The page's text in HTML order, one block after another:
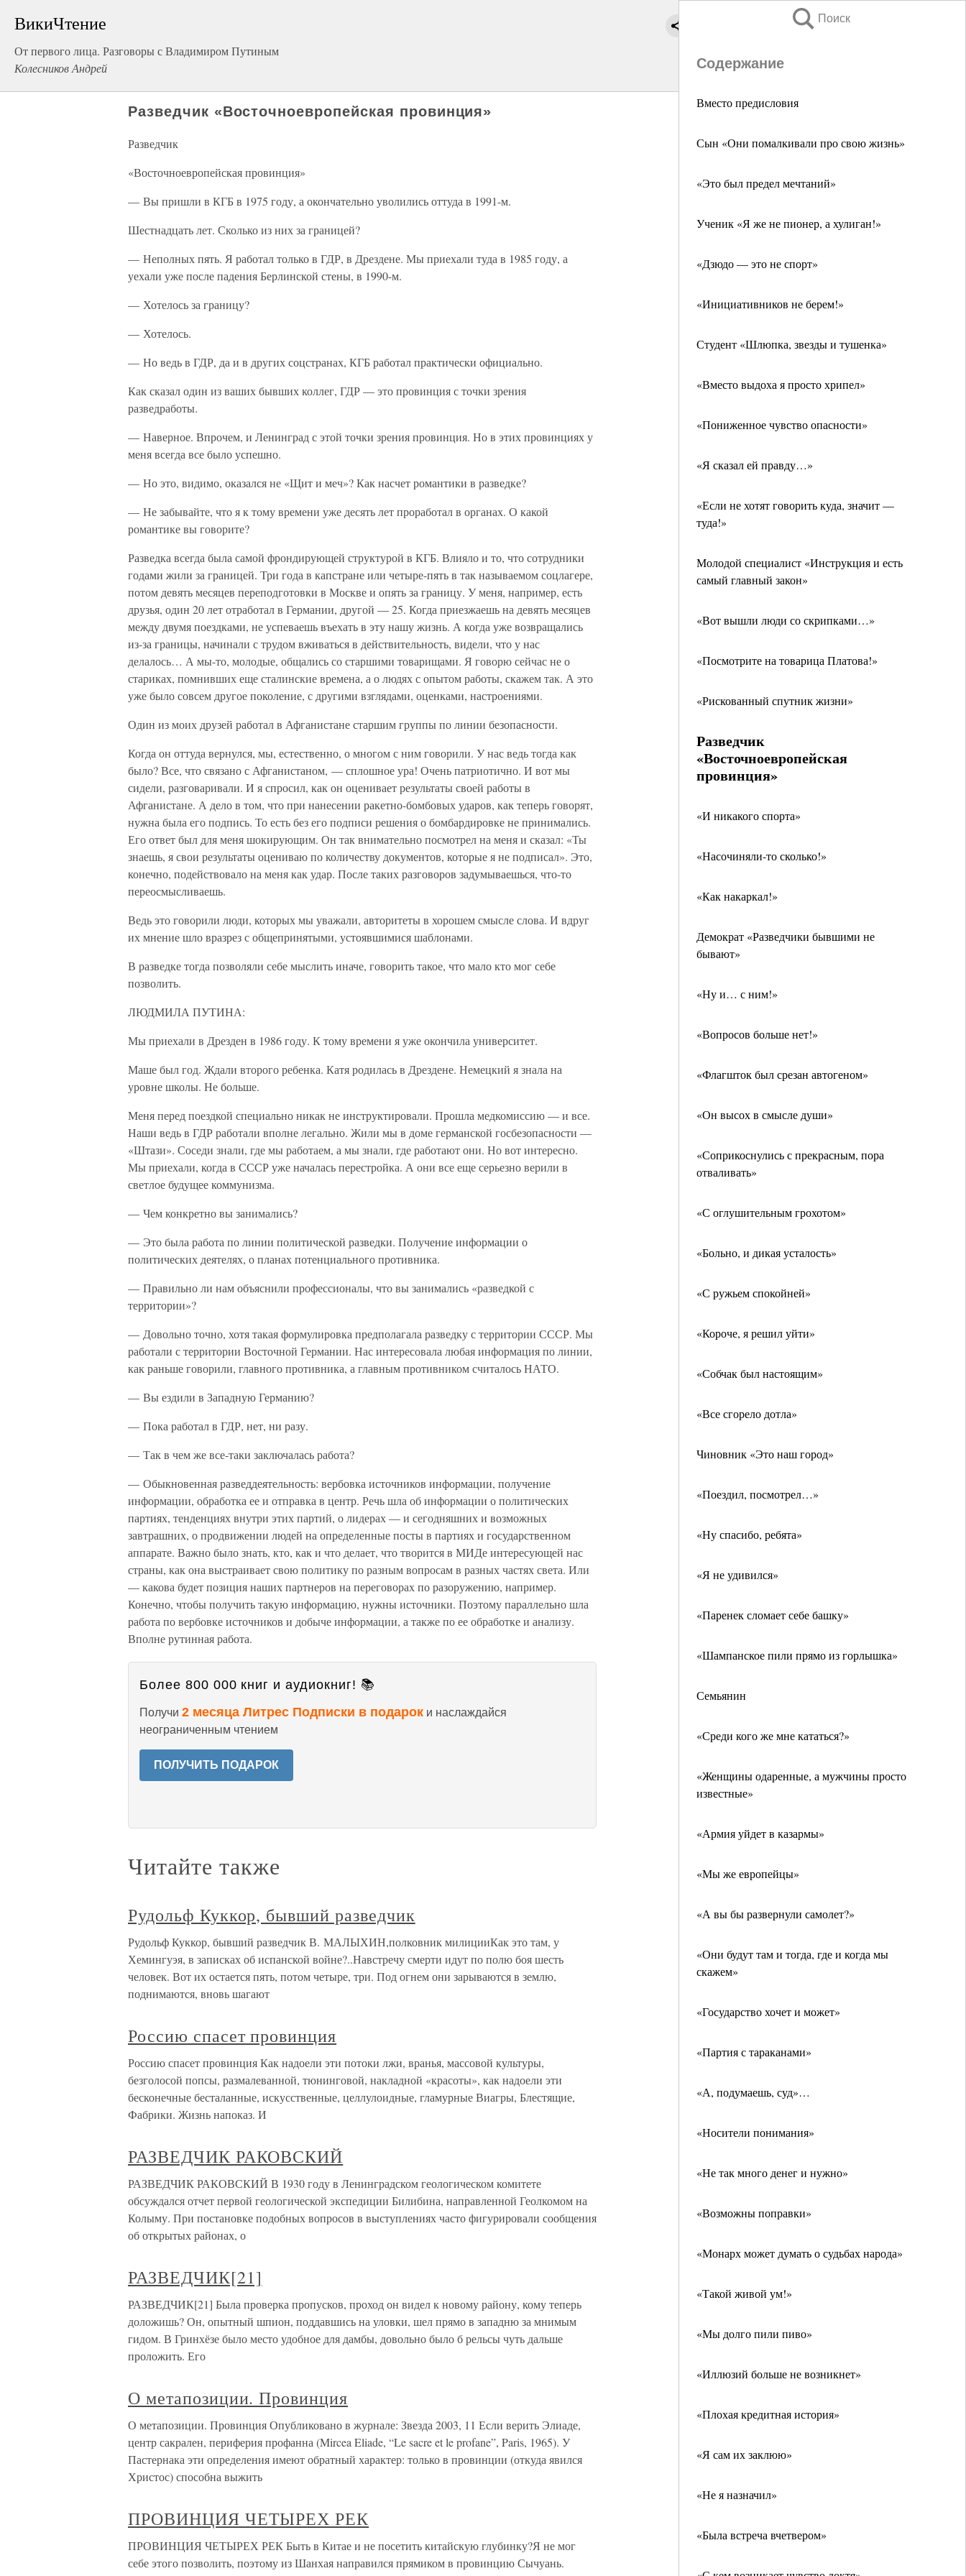
ВикиЧтение
От первого лица. Разговоры с Владимиром Путиным
Колесников Андрей
Поиск
Содержание
Вместо предисловия
Сын «Они помалкивали про свою жизнь»
«Это был предел мечтаний»
Ученик «Я же не пионер, а хулиган!»
«Дзюдо — это не спорт»
«Инициативников не берем!»
Студент «Шлюпка, звезды и тушенка»
«Вместо выдоха я просто хрипел»
«Пониженное чувство опасности»
«Я сказал ей правду…»
«Если не хотят говорить куда, значит —
туда!»
Молодой специалист «Инструкция и есть
самый главный закон»
«Вот вышли люди со скрипками…»
«Посмотрите на товарица Платова!»
«Рискованный спутник жизни»
Разведчик
«Восточноевропейская
провинция»
«И никакого спорта»
«Насочиняли-то сколько!»
«Как накаркал!»
Демократ «Разведчики бывшими не
бывают»
«Ну и… с ним!»
«Вопросов больше нет!»
«Флагшток был срезан автогеном»
«Он высох в смысле души»
«Соприкоснулись с прекрасным, пора
отваливать»
«С оглушительным грохотом»
«Больно, и дикая усталость»
«С ружьем спокойней»
«Короче, я решил уйти»
«Собчак был настоящим»
«Все сгорело дотла»
Чиновник «Это наш город»
«Поездил, посмотрел…»
«Ну спасибо, ребята»
«Я не удивился»
«Паренек сломает себе башку»
«Шампанское пили прямо из горлышка»
Семьянин
«Среди кого же мне кататься?»
«Женщины одаренные, а мужчины просто
известные»
«Армия уйдет в казармы»
«Мы же европейцы»
«А вы бы развернули самолет?»
«Они будут там и тогда, где и когда мы
скажем»
«Государство хочет и может»
«Партия с тараканами»
«А, подумаешь, суд»…
«Носители понимания»
«Не так много денег и нужно»
«Возможны поправки»
«Монарх может думать о судьбах народа»
«Такой живой ум!»
«Мы долго пили пиво»
«Иллюзий больше не возникнет»
«Плохая кредитная история»
«Я сам их заклюю»
«Не я назначил»
«Была встреча вчетвером»
Разведчик «Восточноевропейская провинция»
Разведчик
«Восточноевропейская провинция»
— Вы пришли в КГБ в 1975 году, а окончательно уволились оттуда в 1991-м.
Шестнадцать лет. Сколько из них за границей?
— Неполных пять. Я работал только в ГДР, в Дрездене. Мы приехали туда в 1985 году, а
уехали уже после падения Берлинской стены, в 1990-м.
— Хотелось за границу?
— Хотелось.
— Но ведь в ГДР, да и в других соцстранах, КГБ работал практически официально.
Как сказал один из ваших бывших коллег, ГДР — это провинция с точки зрения
разведработы.
— Наверное. Впрочем, и Ленинград с этой точки зрения провинция. Но в этих провинциях у
меня всегда все было успешно.
— Но это, видимо, оказался не «Щит и меч»? Как насчет романтики в разведке?
— Не забывайте, что я к тому времени уже десять лет проработал в органах. О какой
романтике вы говорите?
Разведка всегда была самой фрондирующей структурой в КГБ. Влияло и то, что сотрудники
годами жили за границей. Три года в капстране или четыре-пять в так называемом соцлагере,
потом девять месяцев переподготовки в Москве и опять за границу. У меня, например, есть
друзья, один 20 лет отработал в Германии, другой — 25. Когда приезжаешь на девять месяцев
между двумя поездками, не успеваешь въехать в эту нашу жизнь. А когда уже возвращались
из-за границы, начинали с трудом вживаться в действительность, видели, что у нас
делалось… А мы-то, молодые, общались со старшими товарищами. Я говорю сейчас не о
стариках, помнивших еще сталинские времена, а о людях с опытом работы, скажем так. А это
уже было совсем другое поколение, с другими взглядами, оценками, настроениями.
Один из моих друзей работал в Афганистане старшим группы по линии безопасности.
Когда он оттуда вернулся, мы, естественно, о многом с ним говорили. У нас ведь тогда как
было? Все, что связано с Афганистаном, — сплошное ура! Очень патриотично. И вот мы
сидели, разговаривали. И я спросил, как он оценивает результаты своей работы в
Афганистане. А дело в том, что при нанесении ракетно-бомбовых ударов, как теперь говорят,
нужна была его подпись. То есть без его подписи решения о бомбардировке не принимались.
Его ответ был для меня шокирующим. Он так внимательно посмотрел на меня и сказал: «Ты
знаешь, я свои результаты оцениваю по количеству документов, которые я не подписал». Это,
конечно, подействовало на меня как удар. После таких разговоров задумываешься, что-то
переосмысливаешь.
Ведь это говорили люди, которых мы уважали, авторитеты в хорошем смысле слова. И вдруг
их мнение шло вразрез с общепринятыми, устоявшимися шаблонами.
В разведке тогда позволяли себе мыслить иначе, говорить такое, что мало кто мог себе
позволить.
ЛЮДМИЛА ПУТИНА:
Мы приехали в Дрезден в 1986 году. К тому времени я уже окончила университет.
Маше был год. Ждали второго ребенка. Катя родилась в Дрездене. Немецкий я знала на
уровне школы. Не больше.
Меня перед поездкой специально никак не инструктировали. Прошла медкомиссию — и все.
Наши ведь в ГДР работали вполне легально. Жили мы в доме германской госбезопасности —
«Штази». Соседи знали, где мы работаем, а мы знали, где работают они. Но вот интересно.
Мы приехали, когда в СССР уже началась перестройка. А они все еще серьезно верили в
светлое будущее коммунизма.
— Чем конкретно вы занимались?
— Это была работа по линии политической разведки. Получение информации о
политических деятелях, о планах потенциального противника.
— Правильно ли нам объяснили профессионалы, что вы занимались «разведкой с
территории»?
— Довольно точно, хотя такая формулировка предполагала разведку с территории СССР. Мы
работали с территории Восточной Германии. Нас интересовала любая информация по линии,
как раньше говорили, главного противника, а главным противником считалось НАТО.
— Вы ездили в Западную Германию?
— Пока работал в ГДР, нет, ни разу.
— Так в чем же все-таки заключалась работа?
— Обыкновенная разведдеятельность: вербовка источников информации, получение
информации, обработка ее и отправка в центр. Речь шла об информации о политических
партиях, тенденциях внутри этих партий, о лидерах — и сегодняшних и возможных
завтрашних, о продвижении людей на определенные посты в партиях и государственном
аппарате. Важно было знать, кто, как и что делает, что творится в МИДе интересующей нас
страны, как она выстраивает свою политику по разным вопросам в разных частях света. Или
— какова будет позиция наших партнеров на переговорах по разоружению, например.
Конечно, чтобы получить такую информацию, нужны источники. Поэтому параллельно шла
работа по вербовке источников и добыче информации, а также по ее обработке и анализу.
Вполне рутинная работа.
Более 800 000 книг и аудиокниг! 📚
Получи 2 месяца Литрес Подписки в подарок и наслаждайся
неограниченным чтением
ПОЛУЧИТЬ ПОДАРОК
Читайте также
Рудольф Куккор, бывший разведчик
Рудольф Куккор, бывший разведчик В. МАЛЫХИН,полковник милицииКак это там, у
Хемингуэя, в записках об испанской войне?..Навстречу смерти идут по полю боя шесть
человек. Вот их остается пять, потом четыре, три. Под огнем они зарываются в землю,
поднимаются, вновь шагают
Россию спасет провинция
Россию спасет провинция Как надоели эти потоки лжи, вранья, массовой культуры,
безголосой попсы, размалеванной, тюнинговой, накладной «красоты», как надоели эти
бесконечные бесталанные, искусственные, целлулоидные, гламурные Виагры, Блестящие,
Фабрики. Жизнь напоказ. И
РАЗВЕДЧИК РАКОВСКИЙ
РАЗВЕДЧИК РАКОВСКИЙ В 1930 году в Ленинградском геологическом комитете
обсуждался отчет первой геологической экспедиции Билибина, направленной Геолкомом на
Колыму. При постановке подобных вопросов в выступлениях часто фигурировали сообщения
об открытых районах, о
РАЗВЕДЧИК[21]
РАЗВЕДЧИК[21] Была проверка пропусков, проход он видел к новому району, кому теперь
доложишь? Он, опытный шпион, поддавшись на уловки, шел прямо в западню за мнимым
гидом. В Гринхёзе было место удобное для дамбы, довольно было б рельсы чуть дальше
проложить. Его
О метапозиции. Провинция
О метапозиции. Провинция Опубликовано в журнале: Звезда 2003, 11 Если верить Элиаде,
центр сакрален, периферия профанна (Mircea Eliade, “Le sacre et le profane”, Paris, 1965). У
Пастернака эти определения имеют обратный характер: только в провинции (откуда явился
Христос) способна выжить
ПРОВИНЦИЯ ЧЕТЫРЕХ РЕК
ПРОВИНЦИЯ ЧЕТЫРЕХ РЕК Быть в Китае и не посетить китайскую глубинку?Я не мог
себе этого позволить, поэтому из Шанхая направился прямиком в провинцию Сычуань.